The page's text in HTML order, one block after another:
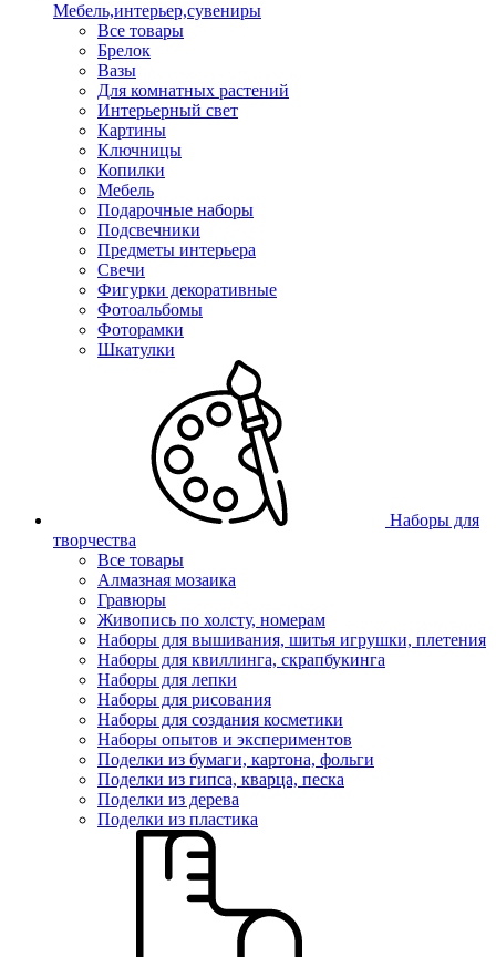
Мебель,интерьер,сувениры
Все товары
Брелок
Вазы
Для комнатных растений
Интерьерный свет
Картины
Ключницы
Копилки
Мебель
Подарочные наборы
Подсвечники
Предметы интерьера
Свечи
Фигурки декоративные
Фотоальбомы
Фоторамки
Шкатулки
Наборы для
творчества
Все товары
Алмазная мозаика
Гравюры
Живопись по холсту, номерам
Наборы для вышивания, шитья игрушки, плетения
Наборы для квиллинга, скрапбукинга
Наборы для лепки
Наборы для рисования
Наборы для создания косметики
Наборы опытов и экспериментов
Поделки из бумаги, картона, фольги
Поделки из гипса, кварца, песка
Поделки из дерева
Поделки из пластика